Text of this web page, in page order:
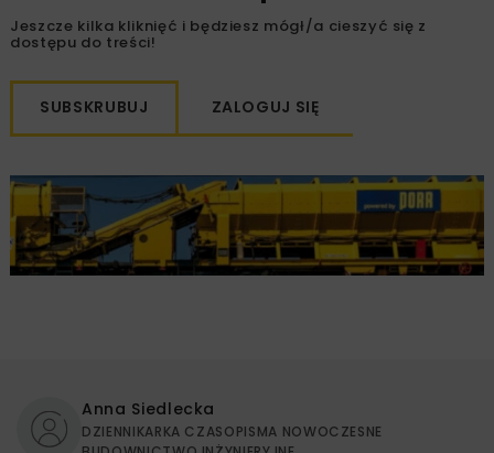
Jeszcze kilka kliknięć i będziesz mógł/a cieszyć się z
dostępu do treści!
SUBSKRUBUJ ZALOGUJ SIĘ
Anna Siedlecka
DZIENNIKARKA CZASOPISMA NOWOCZESNE